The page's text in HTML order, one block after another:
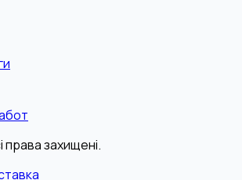
права захищені.